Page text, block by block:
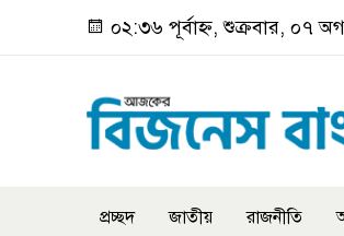
০২:৩৬ পূর্বাহ্ন, শুক্রবার, ০৭
প্রচ্ছদ জাতীয় রাজনীতি